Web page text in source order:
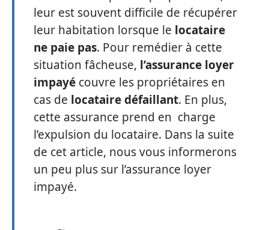
leur est souvent difficile de récupérer
leur habitation lorsque le locataire
ne paie pas. Pour remédier à cette
situation fâcheuse, l’assurance loyer
impayé couvre les propriétaires en
cas de locataire défaillant. En plus,
cette assurance prend en charge
l’expulsion du locataire. Dans la suite
de cet article, nous vous informerons
un peu plus sur l’assurance loyer
impayé.